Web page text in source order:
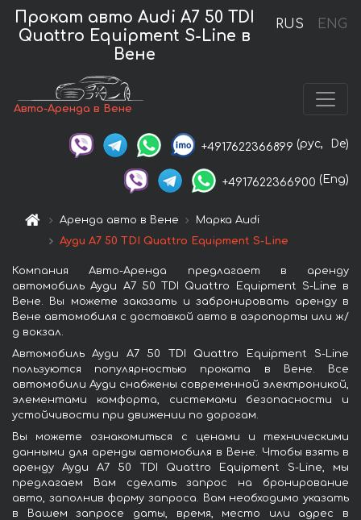
RUS ENG
Прокат авто Audi A7 50 TDI
Quattro Equipment S-Line в
Вене
Авто-Аренда в Вене
+4917622366899 (рус, De)
+4917622366900 (Eng)
Аренда авто в Вене
Марка Audi
Ауди A7 50 TDI Quattro Equipment S-Line
Компания Авто-Аренда предлагает в аренду
автомобиль Ауди A7 50 TDI Quattro Equipment S-Line в
Вене. Вы можете заказать и забронировать аренду в
Вене автомобиля с доставкой авто в аэропорты или ж/
д вокзал.
Автомобиль Ауди A7 50 TDI Quattro Equipment S-Line
пользуются популярностью проката в Вене. Все
автомобили Ауди снабжены современной электроникой,
элементами комфорта, системами безопасности и
устойчивости при движении по дорогам.
Вы можете ознакомиться с ценами и техническими
данными для аренды автомобиля в Вене. Чтобы взять в
аренду Ауди A7 50 TDI Quattro Equipment S-Line, мы
предлагаем Вам сделать запрос на бронирование
авто, заполнив форму запроса. Вам необходимо указать
в Вашем запросе даты, время, место или адрес в